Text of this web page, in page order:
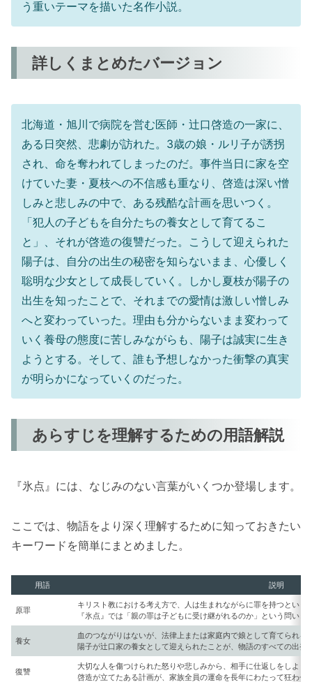
う重いテーマを描いた名作小説。
詳しくまとめたバージョン
北海道・旭川で病院を営む医師・辻口啓造の一家に、
ある日突然、悲劇が訪れた。3歳の娘・ルリ子が誘拐
され、命を奪われてしまったのだ。事件当日に家を空
けていた妻・夏枝への不信感も重なり、啓造は深い憎
しみと悲しみの中で、ある残酷な計画を思いつく。
「犯人の子どもを自分たちの養女として育てるこ
と」、それが啓造の復讐だった。こうして迎えられた
陽子は、自分の出生の秘密を知らないまま、心優しく
聡明な少女として成長していく。しかし夏枝が陽子の
出生を知ったことで、それまでの愛情は激しい憎しみ
へと変わっていった。理由も分からないまま変わって
いく養母の態度に苦しみながらも、陽子は誠実に生き
ようとする。そして、誰も予想しなかった衝撃の真実
が明らかになっていくのだった。
あらすじを理解するための用語解説
『氷点』には、なじみのない言葉がいくつか登場します。
ここでは、物語をより深く理解するために知っておきたい
キーワードを簡単にまとめました。
用語 説明
原罪
キリスト教における考え方で、人は生まれながらに罪を持つという
『氷点』では「親の罪は子どもに受け継がれるのか」という問いと
養女
血のつながりはないが、法律上または家庭内で娘として育てられる
陽子が辻口家の養女として迎えられたことが、物語のすべての出発
復讐
大切な人を傷つけられた怒りや悲しみから、相手に仕返しをしよう
啓造が立てたある計画が、家族全員の運命を長年にわたって狂わせ